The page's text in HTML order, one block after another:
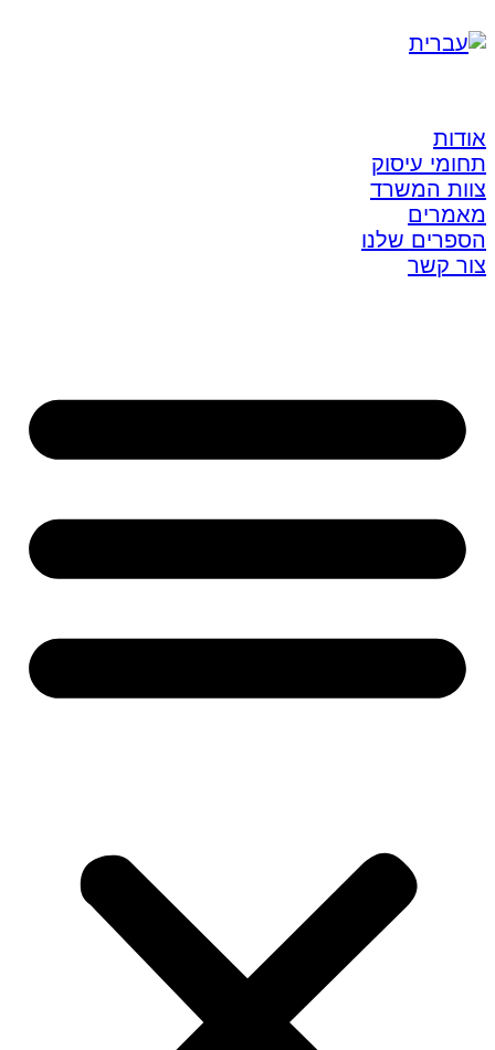
אודות
תחומי עיסוק
צוות המשרד
מאמרים
הספרים שלנו
צור קשר